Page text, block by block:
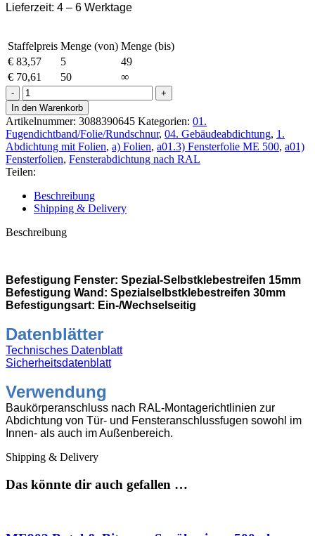
Lieferzeit: 4 – 6 Werktage
Staffelpreis Menge (von) Menge (bis)
€ 83,57 5
49
€ 70,61 50
∞
ME
500
TwinAktiv
Folie
EW+
70
x
50m
Spezial-
SK
Menge
In den Warenkorb
Artikelnummer: 3088390645 Kategorien: 01.
Fugendichtband/Folie/Rundschnur, 04. Gebäudeabdichtung, 1.
Abdichtung mit Folien, a) Folien, a01.3) Fensterfolie ME 500, a01)
Fensterfolien, Fensterabdichtung nach RAL
Teilen:
Beschreibung
Shipping & Delivery
Beschreibung
Befestigung Fenster: Spezial-Selbstklebestreifen 15mm
Befestigung Wand: Spezialselbstklebestreifen 30mm
Befestigungsart: Ein-/Wechselseitig
Datenblätter
Technisches Datenblatt
Sicherheitsdatenblatt
Verwendung
Baukörperanschluss nach RAL-Montagerichtlinien zur
Abdichtung von Tür- und Fensteranschlussfugen sowohl im
Innen- als auch im Außenbereich.
Shipping & Delivery
Das könnte dir auch gefallen …